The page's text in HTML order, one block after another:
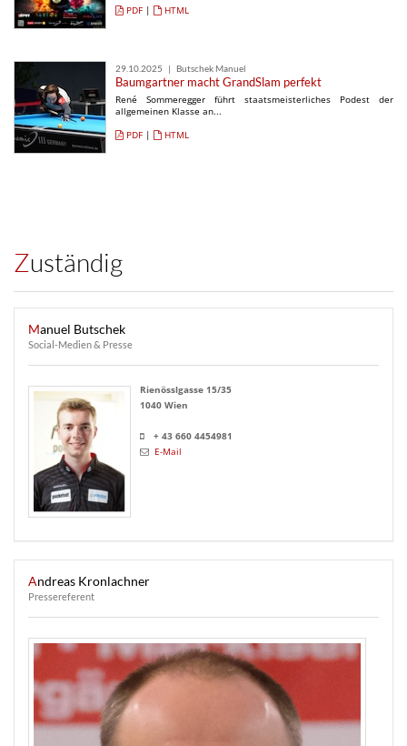
PDF | HTML
29.10.2025 | Butschek Manuel
Baumgartner macht GrandSlam perfekt
René Sommeregger führt staatsmeisterliches Podest der
allgemeinen Klasse an...
PDF | HTML
Zuständig
Manuel Butschek
Social-Medien & Presse
Rienösslgasse 15/35
1040 Wien
+ 43 660 4454981
E-Mail
Andreas Kronlachner
Pressereferent